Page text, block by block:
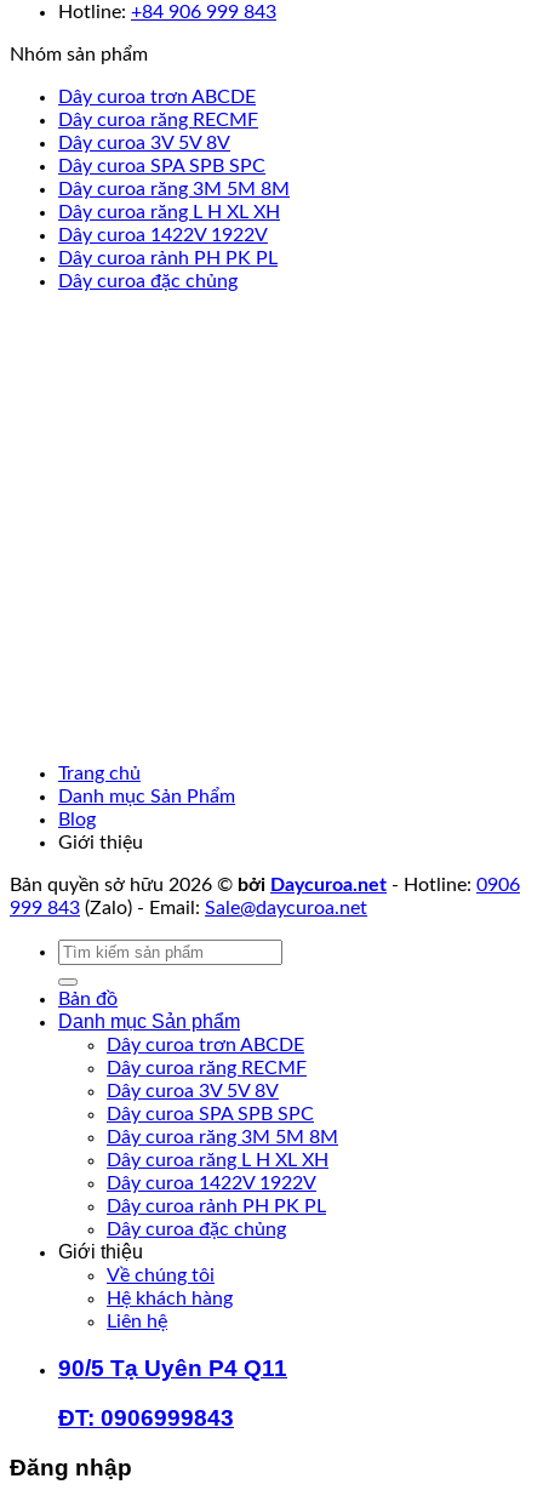
Hotline: +84 906 999 843
Nhóm sản phẩm
Dây curoa trơn ABCDE
Dây curoa răng RECMF
Dây curoa 3V 5V 8V
Dây curoa SPA SPB SPC
Dây curoa răng 3M 5M 8M
Dây curoa răng L H XL XH
Dây curoa 1422V 1922V
Dây curoa rảnh PH PK PL
Dây curoa đặc chủng
Trang chủ
Danh mục Sản Phẩm
Blog
Giới thiệu
Bản quyền sở hữu 2026 © bởi Daycuroa.net - Hotline: 0906
999 843 (Zalo) - Email: Sale@daycuroa.net
Tìm
Bản đồ
Danh mục Sản phẩm
Dây curoa trơn ABCDE
Dây curoa răng RECMF
Dây curoa 3V 5V 8V
Dây curoa SPA SPB SPC
Dây curoa răng 3M 5M 8M
Dây curoa răng L H XL XH
Dây curoa 1422V 1922V
Dây curoa rảnh PH PK PL
Dây curoa đặc chủng
Giới thiệu
Về chúng tôi
Hệ khách hàng
Liên hệ
90/5 Tạ Uyên P4 Q11
ĐT: 0906999843
Đăng nhập